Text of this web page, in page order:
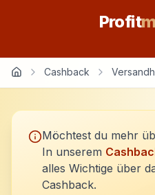
Profit
Cashback
Möchtest du mehr
In unserem
alles Wichtige über
Cashback.